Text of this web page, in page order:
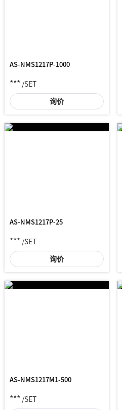
AS-NMS1217P-1000
*** /SET
询价
AS-NMS1217P-25
*** /SET
询价
AS-NMS1217M1-500
*** /SET